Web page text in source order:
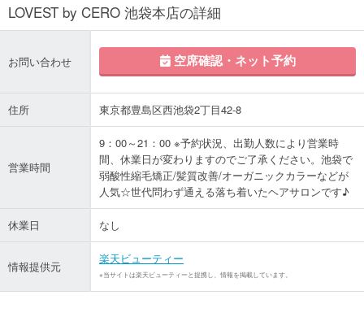
LOVEST by CERO 池袋本店の詳細
お問い合わせ 空席確認・ネット予約
住所 東京都豊島区西池袋2丁目42-8
営業時間
9：00～21：00 ※予約状況、出勤人数により営業時
間、休業日が変わりますのでご了承ください。池袋で
弱酸性縮毛矯正/髪質改善/オーガニックカラーなどが
人気☆世代問わず通える落ち着いたヘアサロンです♪
休業日 なし
情報提供元
楽天ビューティー
※当サイトは楽天ビューティーと提携し、情報を掲載しています。